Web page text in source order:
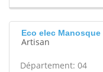
Eco elec Manosque
Artisan
Département: 04